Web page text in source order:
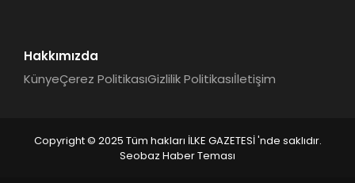
Hakkımızda
KünyeÇerez PolitikasıGizlilik Politikasıİletişim
Copyright © 2025 Tüm hakları İLKE GAZETESİ 'nde saklıdır.
Seobaz Haber Teması